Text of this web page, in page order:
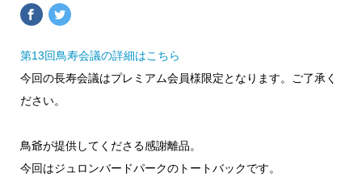
第13回鳥寿会議の詳細はこちら
今回の長寿会議はプレミアム会員様限定となります。ご了承く
ださい。
鳥爺が提供してくださる感謝離品。
今回はジュロンバードパークのトートバックです。